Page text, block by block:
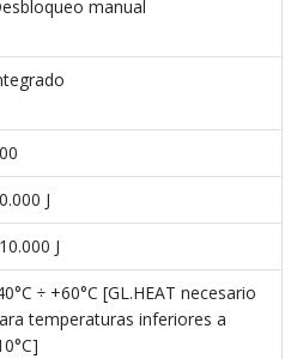
manual
J
J
÷ +60°C [GL.HEAT necesario
temperaturas inferiores a